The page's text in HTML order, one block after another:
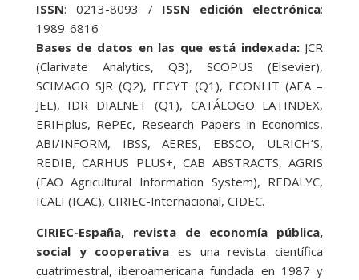
ISSN: 0213-8093 / ISSN edición electrónica:
1989-6816
Bases de datos en las que está indexada:JCR
(Clarivate Analytics, Q3), SCOPUS (Elsevier),
SCIMAGO SJR (Q2), FECYT (Q1), ECONLIT (AEA –
JEL), IDR DIALNET (Q1), CATÁLOGO LATINDEX,
ERIHplus, RePEc, Research Papers in Economics,
ABI/INFORM, IBSS, AERES, EBSCO, ULRICH’S,
REDIB, CARHUS PLUS+, CAB ABSTRACTS, AGRIS
(FAO Agricultural Information System), REDALYC,
ICALI (ICAC), CIRIEC-Internacional, CIDEC.
CIRIEC-España, revista de economía pública,
social y cooperativa es una revista científica
cuatrimestral, iberoamericana fundada en 1987 y